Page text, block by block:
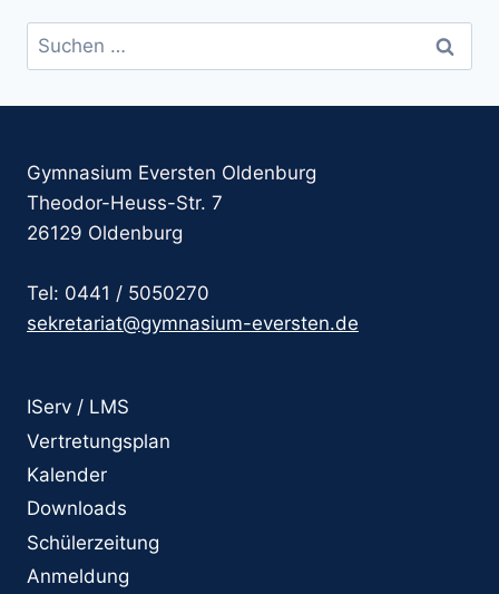
Suchen
nach:
Gymnasium Eversten Oldenburg
Theodor-Heuss-Str. 7
26129 Oldenburg
Tel: 0441 / 5050270
sekretariat@gymnasium-eversten.de
IServ / LMS
Vertretungsplan
Kalender
Downloads
Schülerzeitung
Anmeldung